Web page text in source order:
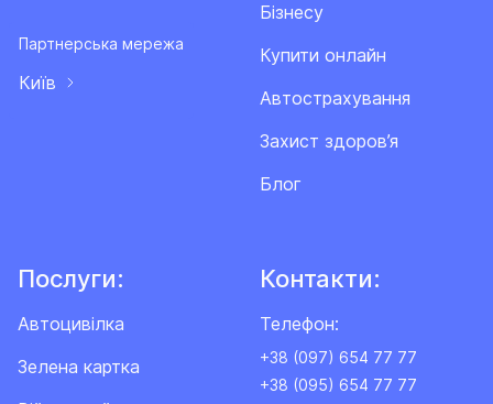
Партнерська мережа
Київ
Бізнесу
Купити онлайн
Автострахування
Захист здоров’я
Блог
Послуги:
Автоцивілка
Зелена картка
Контакти:
Телефон:
+38 (097) 654 77 77
+38 (095) 654 77 77